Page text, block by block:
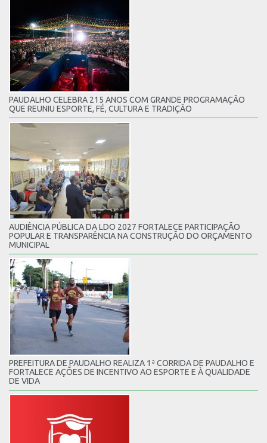
PAUDALHO CELEBRA 215 ANOS COM GRANDE PROGRAMAÇÃO
QUE REUNIU ESPORTE, FÉ, CULTURA E TRADIÇÃO
AUDIÊNCIA PÚBLICA DA LDO 2027 FORTALECE PARTICIPAÇÃO
POPULAR E TRANSPARÊNCIA NA CONSTRUÇÃO DO ORÇAMENTO
MUNICIPAL
PREFEITURA DE PAUDALHO REALIZA 1ª CORRIDA DE PAUDALHO E
FORTALECE AÇÕES DE INCENTIVO AO ESPORTE E À QUALIDADE
DE VIDA